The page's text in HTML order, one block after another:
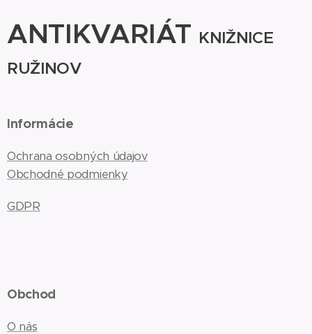
ANTIKVARIÁT KNIŽNICE
RUŽINOV
Informácie
Ochrana osobných údajov
Obchodné podmienky
GDPR
Obchod
O nás